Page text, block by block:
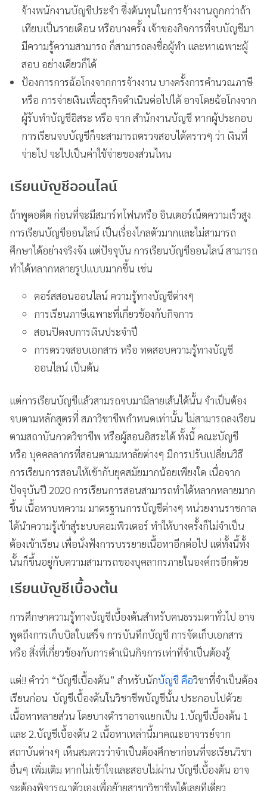
จ้างพนักงานบัญชีประจำ ซึ่งต้นทุนในการจ้างงานถูกกว่าถ้า
เทียบเป็นรายเดือน หรือบางครั้ง เจ้าของกิจการที่จบบัญชีมา
มีความรู้ความสามารถ ก็สามารถลงชื่อผู้ทำ และหาเฉพาะผู้
สอบ อย่างเดียวก็ได้
ป้องการการฉ้อโกงจากการจ้างงาน บางครั้งการคำนวณภาษี
หรือ การจ่ายเงินเพื่อธุรกิจดำเนินต่อไปได้ อาจโดยฉ้อโกงจาก
ผู้รับทำบัญชีอิสระ หรือ จาก สำนักงานบัญชี หากผู้ประกอบ
การเรียนจบบัญชีก็จะสามารถตรวจสอบได้คราวๆ ว่า เงินที่
จ่ายไป จะไปเป็นค่าใช้จ่ายของส่วนไหน
เรียนบัญชีออนไลน์
ถ้าพูดอดีต ก่อนที่จะมีสมาร์ทโฟนหรือ อินเตอร์เน็ตความเร็วสูง
การเรียนบัญชีออนไลน์ เป็นเรื่องไกลตัวมากและไม่สามารถ
ศึกษาได้อย่างจริงจัง แต่ปัจจุบัน การเรียนบัญชีออนไลน์ สามารถ
ทำได้หลากหลายรูปแบบมากขึ้น เช่น
คอร์สสอนออนไลน์ ความรู้ทางบัญชีต่างๆ
การเรียนภาษีเฉพาะที่เกี่ยวข้องกับกิจการ
สอนปิดงบการเงินประจำปี
การตรวจสอบเอกสาร หรือ ทดสอบความรู้ทางบัญชี
ออนไลน์ เป็นต้น
แต่การเรียนบัญชีแล้วสามรถจบมามีลายเส้นได้นั้น จำเป็นต้อง
จบตามหลักสูตรที่ สภาวิชาชีพกำหนดเท่านั้น ไม่สามารถลงเรียน
ตามสถาบันกวดวิชาชีพ หรือผู้สอนอิสระได้ ทั้งนี้ คณะบัญชี
หรือ บุคคลลากรที่สอนตามมหาลัยต่างๆ มีการปรับเปลี่ยนวิธี
การเรียนการสอนให้เข้ากับยุคสมัยมากน้อยเพียงใด เนื่อจาก
ปัจจุบันปี 2020 การเรียนการสอนสามารถทำได้หลากหลายมาก
ขึ้น เนื้อหาบทความ มาตรฐานการบัญชีต่างๆ หน่วยงานราชกาล
ได้นำความรู้เข้าสู่ระบบคอมพิวเตอร์ ทำให้บางครั้งก็ไม่จำเป็น
ต้องเข้าเรียน เพื่อนั่งฟังการบรรยายเนื้อหาอีกต่อไป แต่ทั้งนี้ทั้ง
นั้นก็ขึ้นอยู่กับความสามารถของบุคลากรภายในองค์กรอีกด้วย
เรียนบัญชีเบื้องต้น
การศึกษาความรู้ทางบัญชีเบื้องต้นสำหรับคนธรรมดาทั่วไป อาจ
พูดถึงการเก็บบิลใบเสร็จ การบันทึกบัญชี การจัดเก็บเอกสาร
หรือ สิ่งที่เกี่ยวข้องกับการดำเนินกิจการเท่าที่จำเป็นต้องรู้
แต่!! คำว่า “บัญชีเบื้องต้น” สำหรับนักบัญชี คือวิชาที่จำเป็นต้อง
เรียนก่อน บัญชีเบื้องต้นในวิชาชีพบัญชีนั้น ประกอบไปด้วย
เนื้อหาหลายส่วน โดยบางตำราอาจแยกเป็น 1.บัญชีเบื้องต้น 1
และ 2.บัญชีเบื้องต้น 2 เนื้อหาเหล่านี้มาคณะอาจารย์จาก
สถาบันต่างๆ เห็นสมควรว่าจำเป็นต้องศึกษาก่อนที่จะเรียนวิชา
อื่นๆ เพิ่มเติม หากไม่เข้าใจและสอบไม่ผ่าน บัญชีเบื้องต้น อาจ
จะต้องพิจารณาตัวเองเพื่อย้ายสาขาวิชาชีพได้เลยทีเดี่ยว